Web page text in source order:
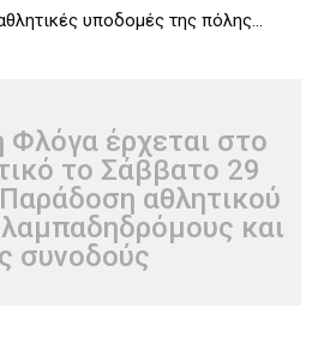
υποδομές της πόλης...
έρχεται στο
το Σάββατο 29
αθλητικού
και
συνοδούς